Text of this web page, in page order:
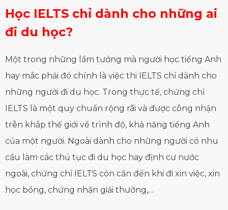
Học IELTS chỉ dành cho những ai
đi du học?
Một trong những lầm tưởng mà người học tiếng Anh
hay mắc phải đó chính là việc thi IELTS chỉ dành cho
những người đi du học. Trong thực tế, chứng chỉ
IELTS là một quy chuẩn rộng rãi và được công nhận
trên khắp thế giới về trình độ, khả năng tiếng Anh
của một người. Ngoài dành cho những người có nhu
cầu làm các thủ tục đi du học hay định cư nước
ngoài, chứng chỉ IELTS còn cần đến khi đi xin việc, xin
học bổng, chứng nhận giải thưởng,…